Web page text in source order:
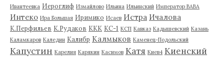
Ивантеевка Иероглиф Измайлово Ильина Ильинский Император ВАВА
Интеко Ира Большая Иримико Исаев Истра Ичалова
К.Перфильев К.Рудаков ККК КС-1 КСП Кавказ Кадышевский Казань
Каламкаров Каледин Калибр Калмыков Каменец-Подольский
Капустин Карелия Карякин Касимов Катя Киев4 Киенский